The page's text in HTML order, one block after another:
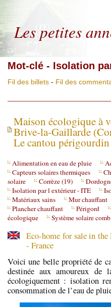
Les petites
Mot-clé - Isolation
Fil des billets- Fil des
Maison écologique à
Brive-la-Gaillarde
Le cantou
Alimentation en eau de pluie
Capteurs solaires thermiques
solaire
Corrèze (19)
Isolation par l extérieur - ITE
Matériaux sains
Mur chauffant
Plancher chauffant
Périgord
écologique
Système solaire
Eco-home for sale in
- France
Voici une belle propriété de
destinée aux amoureux de
écologiquement : isolation
consommation de l’eau de